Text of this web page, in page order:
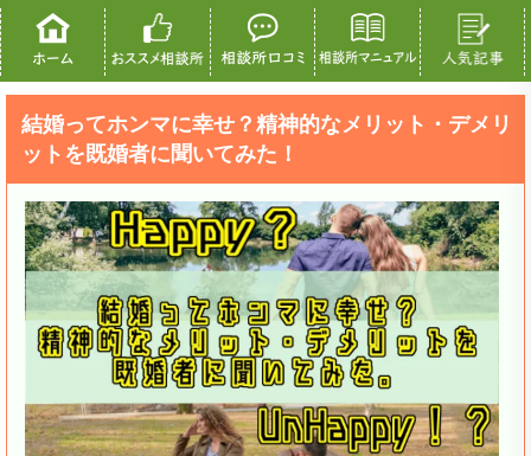
結婚ってホンマに幸せ？精神的なメリット・デメリ
ットを既婚者に聞いてみた！